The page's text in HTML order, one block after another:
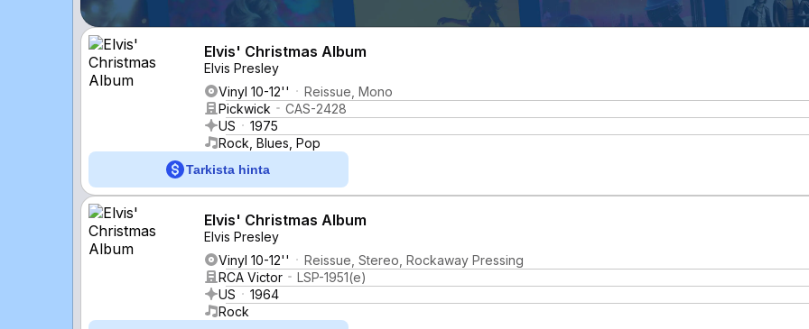
Elvis' Christmas Album
Elvis Presley
Vinyl 10-12''
Reissue, Mono
Pickwick
CAS-2428
US
1975
Rock, Blues, Pop
Tarkista hinta
Elvis' Christmas Album
Elvis Presley
Vinyl 10-12''
Reissue, Stereo, Rockaway Pressing
RCA Victor
LSP-1951(e)
US
1964
Rock